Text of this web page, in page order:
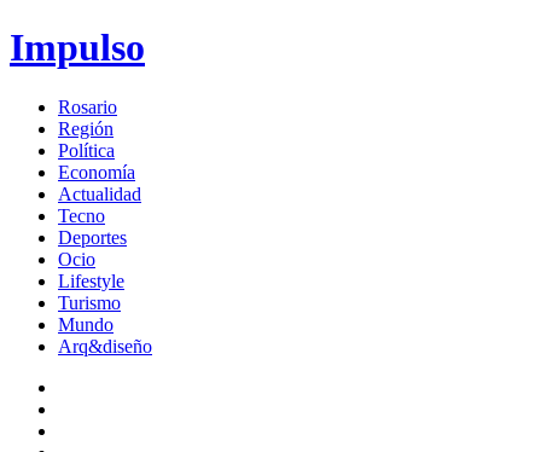
Impulso
Rosario
Región
Política
Economía
Actualidad
Tecno
Deportes
Ocio
Lifestyle
Turismo
Mundo
Arq&diseño